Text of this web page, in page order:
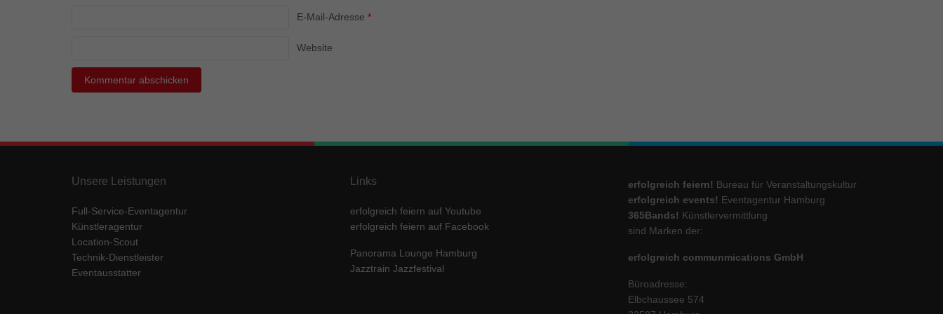
E-Mail-Adresse *
Website
Unsere Leistungen
Full-Service-Eventagentur
Künstleragentur
Location-Scout
Technik-Dienstleister
Eventausstatter
Links
erfolgreich feiern auf Youtube
erfolgreich feiern auf Facebook
Panorama Lounge Hamburg
Jazztrain Jazzfestival
erfolgreich feiern! Bureau für Veranstaltungskultur
erfolgreich events! Eventagentur Hamburg
365Bands! Künstlervermittlung
sind Marken der:
erfolgreich communmications GmbH
Büroadresse:
Elbchaussee 574
Cookie-Informationen anzeigen
Inhalte von Videoplattformen und Social-Media-Plattformen werden standardmäßig blockiert.
Wenn Cookies von externen Medien akzeptiert werden, bedarf der Zugriff auf diese Inhalte
keiner manuellen Einwilligung mehr.
Impressum